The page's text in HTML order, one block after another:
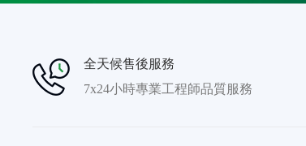
全天候售後服務
7x24小時專業工程師品質服務